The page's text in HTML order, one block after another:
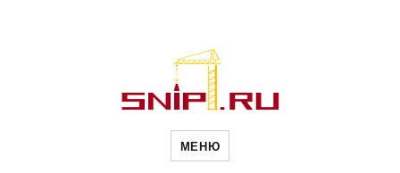
Новости
МЕНЮ